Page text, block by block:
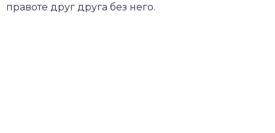
правоте друг друга без него.